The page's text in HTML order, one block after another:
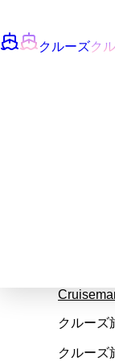
クルーズク
クルーズ
クルーズ